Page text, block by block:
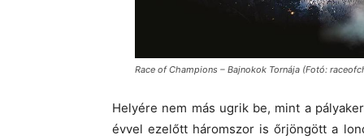
Race of Champions – Bajnokok Tornája (Fotó:
Helyére nem más ugrik be, mint a
évvel ezelőtt háromszor is őrjöngött a